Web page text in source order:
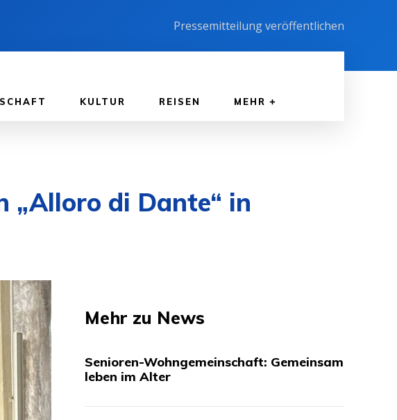
Pressemitteilung veröffentlichen
KULTUR REISEN MEHR
„Alloro di Dante“ in
Mehr zu News
Senioren-Wohngemeinschaft: Gemeinsam
leben im Alter